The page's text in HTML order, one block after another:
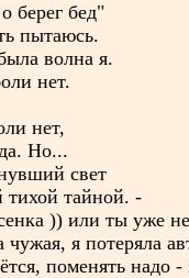
берег бед"
пытаюсь.
волна я.
нет.
нет,
Но...
свет
тихой тайной. -
)) или ты уже
я потеряла
поменять надо